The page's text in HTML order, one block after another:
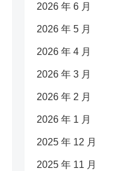
2026 年 6 月
2026 年 5 月
2026 年 4 月
2026 年 3 月
2026 年 2 月
2026 年 1 月
2025 年 12 月
2025 年 11 月